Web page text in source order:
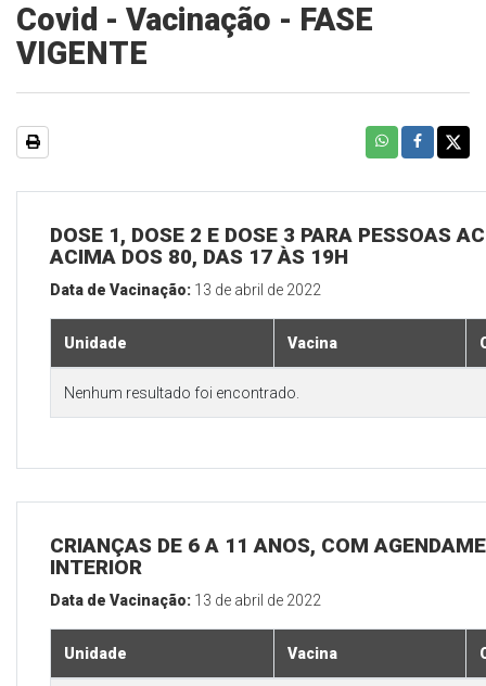
Covid - Vacinação - FASE
VIGENTE
DOSE 1, DOSE 2 E DOSE 3 PARA PESSOAS
ACIMA DOS 80, DAS 17 ÀS 19H
Data de Vacinação: 13 de abril de 2022
Unidade Vacina
Nenhum resultado foi encontrado.
CRIANÇAS DE 6 A 11 ANOS, COM
INTERIOR
Data de Vacinação: 13 de abril de 2022
Unidade Vacina